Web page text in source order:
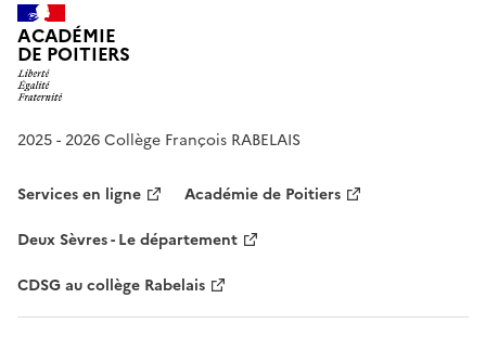
ACADÉMIE
DE POITIERS
2025 - 2026 Collège François RABELAIS
Services en ligne
Académie de Poitiers
Deux Sèvres - Le département
CDSG au collège Rabelais